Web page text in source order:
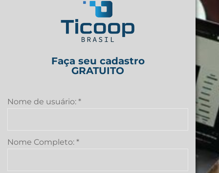
Faça seu cadastro
GRATUITO
Nome de usuário: *
Nome Completo: *